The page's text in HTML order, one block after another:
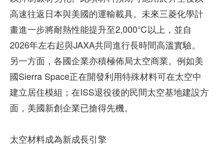
高速往返日本與美國的運輸載具。未來三菱化學計
畫進一步將耐熱性能提升至2,000℃以上，並自
2026年左右起與JAXA共同進行長時間高溫實驗。
另一方面，各國企業亦積極佈局太空商業。例如美
國Sierra Space正在開發利用特殊材料可在太空中
建立居住模組；在ISS退役後的民間太空基地建設方
面，美國新創企業已搶得先機。
太空材料成為新成長引擎